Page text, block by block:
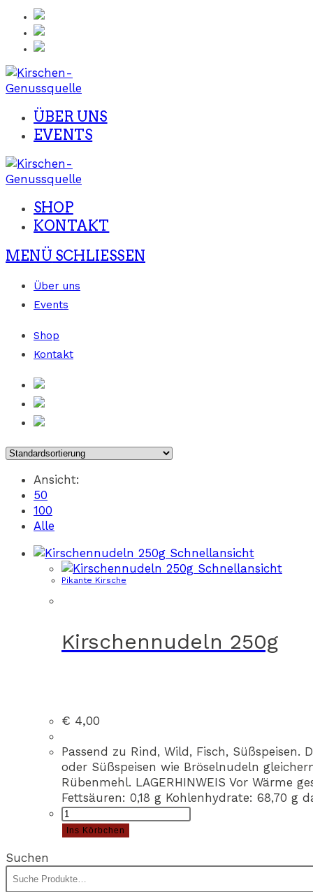
Zum
Inhalt
springen
ÜBER UNS
EVENTS
SHOP
KONTAKT
MENÜ SCHLIESSEN
Über uns
Events
Shop
Kontakt
Ansicht:
50
100
Alle
Schnellansicht
Schnellansicht
Pikante Kirsche
Kirschennudeln 250g
€ 4,00
Passend zu Rind, Wild, Fisch,
oder Süßspeisen wie Bröselnudeln
Rübenmehl. LAGERHINWEIS Vor Wärme
Fettsäuren: 0,18 g Kohlenhydrate: 68,70 g
Kirschennudeln
250g
Ins Körbchen
Suchen